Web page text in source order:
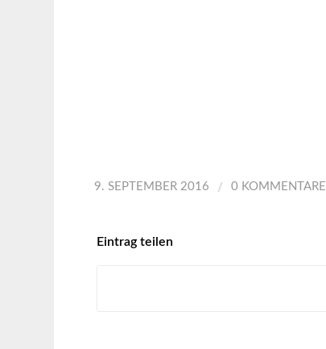
9. SEPTEMBER 2016 / 0 KOMMENTARE
Eintrag teilen